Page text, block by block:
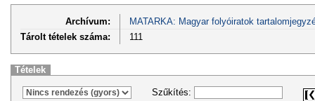
Archívum:
MATARKA: Magyar folyóiratok
Tárolt tételek száma:
111
Tételek
Szűkítés: